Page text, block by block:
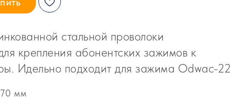
стальной проволоки
крепления абонентских зажимов к
Идельно подходит для зажима Odwac-22
мм